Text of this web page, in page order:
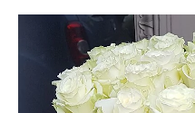
dekoratīvā
papīrā